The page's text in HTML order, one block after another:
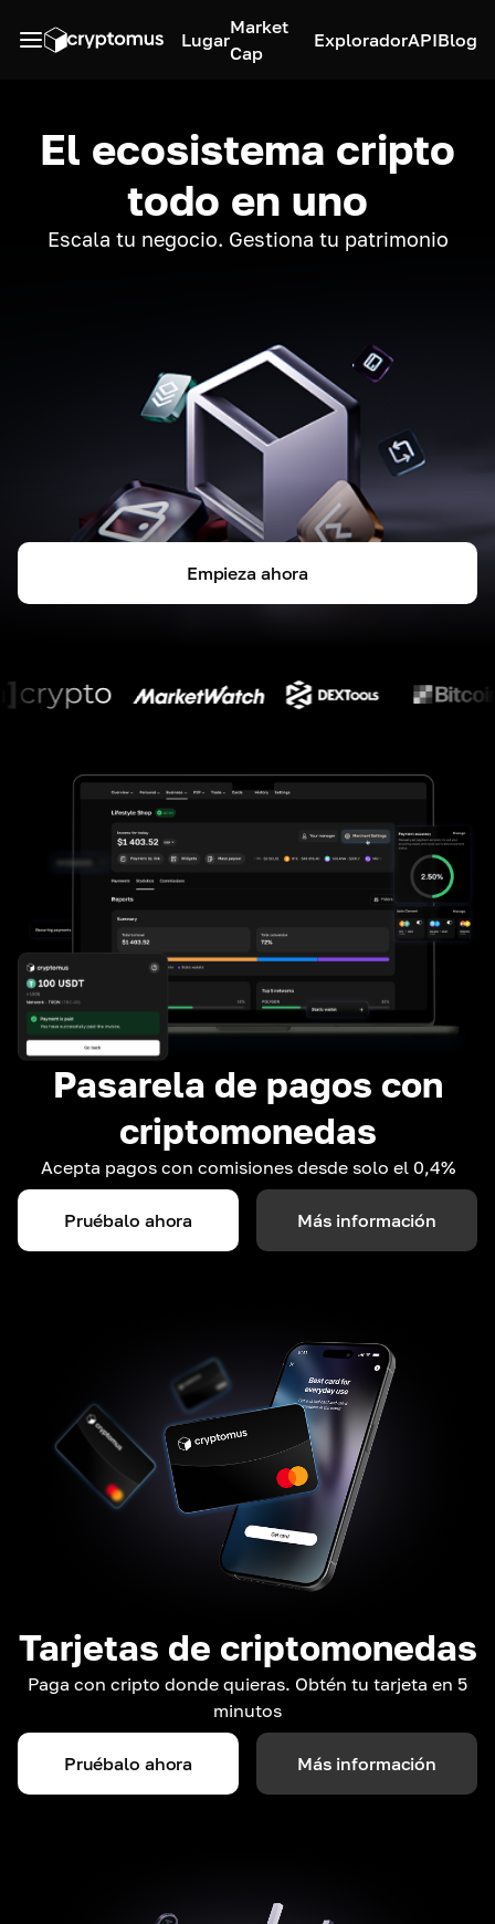
Lugar
Market
Cap
ExploradorAPIBlog
El ecosistema cripto
todo en uno
Escala tu negocio. Gestiona tu patrimonio
Empieza ahora
Pasarela de pagos con
criptomonedas
Acepta pagos con comisiones desde solo el 0,4%
Pruébalo ahora Más información
Tarjetas de criptomonedas
Paga con cripto donde quieras. Obtén tu tarjeta en 5
minutos
Pruébalo ahora Más información